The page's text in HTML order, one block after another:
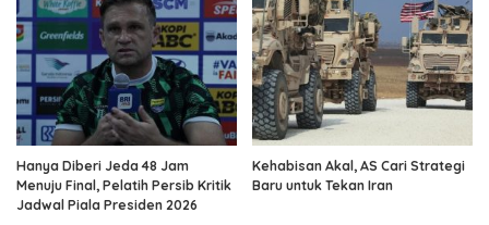
Hanya Diberi Jeda 48 Jam
Menuju Final, Pelatih Persib Kritik
Jadwal Piala Presiden 2026
Kehabisan Akal, AS Cari Strategi
Baru untuk Tekan Iran